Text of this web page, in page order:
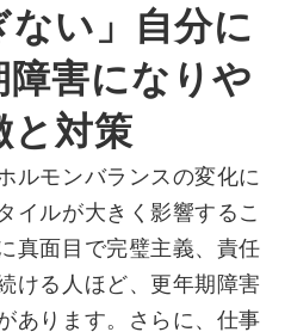
ない」自分に
害になりや
と対策
ルモンバランスの変化に
イルが大きく影響するこ
真面目で完璧主義、責任
ける人ほど、更年期障害
あります。さらに、仕事